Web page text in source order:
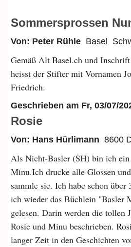
Sommersprossen
Von: Peter Rühle Basel
Gemäß Alt Basel.ch und
heisst der Stifter mit Vornamen
Friedrich.
Geschrieben am Fr, 03/07/
Rosie
Von: Hans Hürlimann 8600
Als Nicht-Basler (SH) bin ich ein
Minu.Ich drucke alle Glossen
sammle sie. Ich habe schon
ich wieder das Büchlein "Basler
gelesen. Darin werden die tollen
Rosie und Minu beschrieben.
langer Zeit in den Geschichten